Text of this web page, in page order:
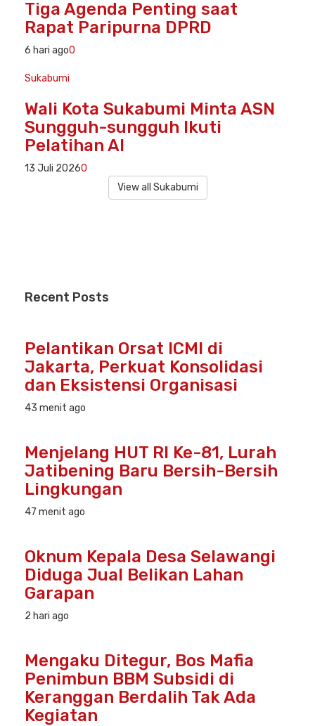
Tiga Agenda Penting saat
Rapat Paripurna DPRD
6 hari ago0
Sukabumi
Wali Kota Sukabumi Minta ASN
Sungguh-sungguh Ikuti
Pelatihan AI
13 Juli 20260
View all Sukabumi
Recent Posts
Pelantikan Orsat ICMI di
Jakarta, Perkuat Konsolidasi
dan Eksistensi Organisasi
43 menit ago
Menjelang HUT RI Ke-81, Lurah
Jatibening Baru Bersih-Bersih
Lingkungan
47 menit ago
Oknum Kepala Desa Selawangi
Diduga Jual Belikan Lahan
Garapan
2 hari ago
Mengaku Ditegur, Bos Mafia
Penimbun BBM Subsidi di
Keranggan Berdalih Tak Ada
Kegiatan